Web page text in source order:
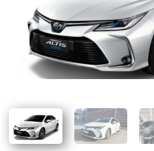
Аренда авто на год
Аренда авто на мероприятие
Аренда авто на месяц
Аренда авто на свадьбу
Аренда авто с ГБО
Аренда автомобилей на